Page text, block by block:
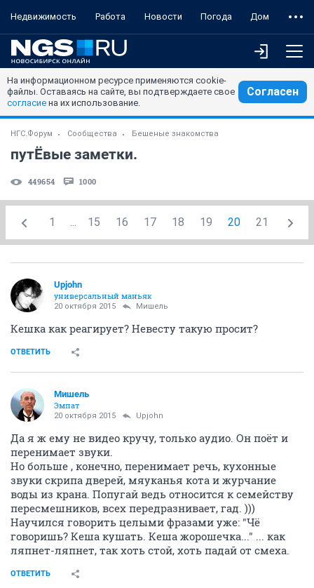
Недвижимость Работа Новости Погода Дом
На информационном ресурсе применяются cookie-
файлы. Оставаясь на сайте, вы подтверждаете свое
согласие на их использование.
Согласен
НГС.Форум Сообщества Бешеные знакомства
путЁвые заметки.
449654 1000
1 ... 15 16 17 18 19 20 21
Upjohn
универсальный маньяк
20 октября 2015 Мишель
Кешка как реагирует? Невесту такую просит?
ОТВЕТИТЬ
Мишель
Эмпат
20 октября 2015 Upjohn
Да я ж ему не видео кручу, только аудио. Он поёт и
перенимает звуки.
Но больше , конечно, перенимает речь, кухонные
звуки скрипа дверей, мяуканья кота и журчание
воды из крана. Попугай ведь относится к семейству
пересмешников, всех передразнивает, гад. )))
Научился говорить целыми фразами уже: "Чё
говоришь? Кеша кушать. Кеша жорошечка..." ... как
ляпнет-ляпнет, так хоть стой, хоть падай от смеха.
ОТВЕТИТЬ